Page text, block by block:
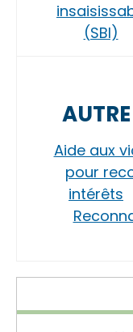
(SBI)
Aide aux
pour
intérêts